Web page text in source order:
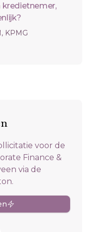
kredietnemer,
KPMG
voor de
Finance &
via de